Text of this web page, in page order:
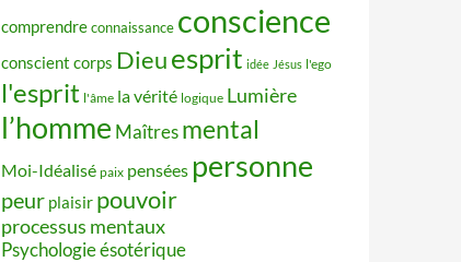
comprendreconnaissance conscience
conscient corps Dieuesprit idée Jésus l'ego
l'esprit l'âme la vérité logique Lumière
l’homme Maîtres mental
Moi-Idéalisé paix pensées personne
peur plaisir pouvoir
processus mentaux
Psychologie ésotérique